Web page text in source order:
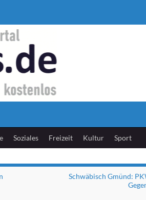
Soziales Freizeit Kultur Sport
Schwäbisch Gmünd: